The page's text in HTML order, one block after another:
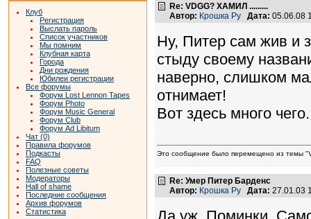
Клуб
Регистрация
Выслать пароль
Список участников
Мы помним
Клубная карта
Города
Дни рождения
Юбилеи регистрации
Все форумы
Форум Lost Lennon Tapes
Форум Photo
Форум Music General
Форум Club
Форум Ad Libitum
Чат (0)
Правила форумов
Подкасты
FAQ
Полезные советы
Модераторы
Hall of shame
Последние сообщения
Архив форумов
Статистика
Re: VDGG? ХАМИЛ .........
Автор: Крошка Ру Дата: 05.06.08
Ну, Питер сам жив и
стыду своему
наверно, слишком
отнимает!
Вот здесь много
Это сообщение было перемещено из темы
Re: Умер Питер Барденс
Автор: Крошка Ру Дата: 27.01.03